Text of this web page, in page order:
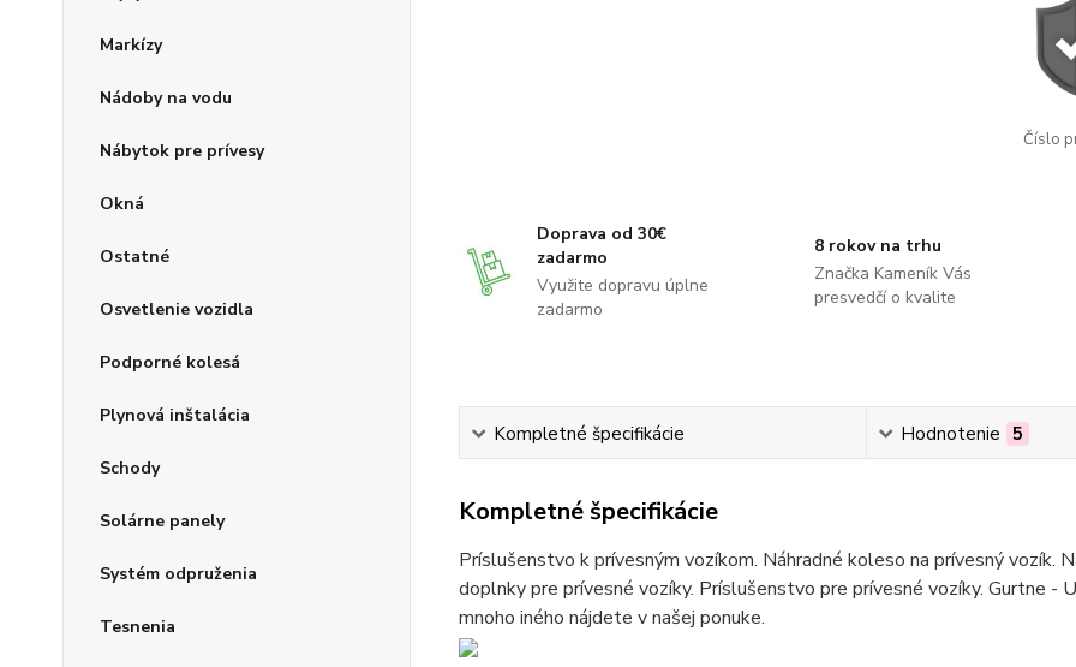
Markízy
Nádoby na vodu
Nábytok pre prívesy
Okná
Ostatné
Osvetlenie vozidla
Podporné kolesá
Plynová inštalácia
Schody
Solárne panely
Systém odpruženia
Tesnenia
Číslo
Doprava od 30€
zadarmo
Využite dopravu úplne
zadarmo
8 rokov na trhu
Značka Kameník Vás
presvedčí o kvalite
Kompletné špecifikácie Hodnotenie 5
Kompletné špecifikácie
Príslušenstvo k prívesným vozíkom. Náhradné koleso na prívesný vozík.
doplnky pre prívesné vozíky. Príslušenstvo pre prívesné vozíky. Gurtne -
mnoho iného nájdete v našej ponuke.